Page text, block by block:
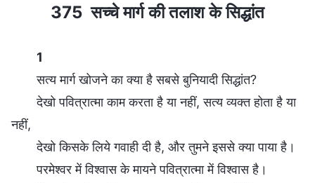
375 सच्चे मार्ग की तलाश के सिद्धांत
1
सत्य मार्ग खोजने का क्या है सबसे बुनियादी सिद्धांत?
देखो पवित्रात्मा काम करता है या नहीं, सत्य व्यक्त होता है या
नहीं,
देखो किसके लिये गवाही दी है, और तुमने इससे क्या पाया है।
परमेश्वर में विश्वास के मायने पवित्रात्मा में विश्वास है।